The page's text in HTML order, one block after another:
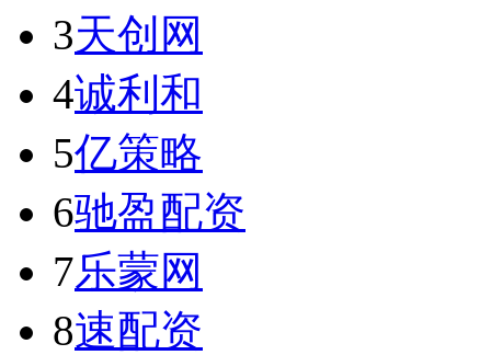
3天创网
4诚利和
5亿策略
6驰盈配资
7乐蒙网
8速配资